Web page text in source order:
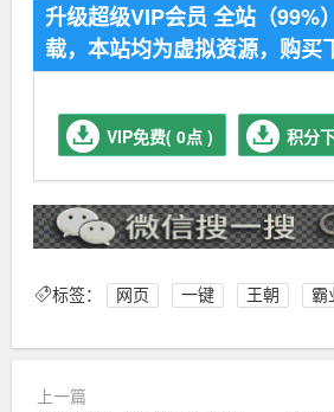
升级超级VIP会员 全站（99%
载，本站均为虚拟资源，购买
VIP免费( 0点 ) 积分
标签： 网页 一键 王朝 霸
上一篇